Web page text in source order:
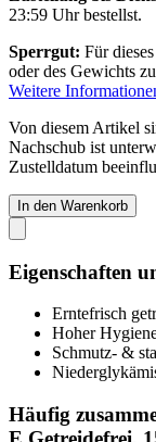
23:59 Uhrbestellst.
Sperrgut: Für
oder des Gewichts
Weitere
Von diesem Artikel
Nachschub ist
Zustelldatum
In den Warenkorb
Eigenschaften
Erntefrisch
Hoher
Schmutz- &
Häufig